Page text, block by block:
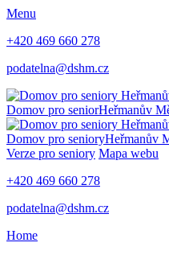
Menu
+420 469 660 278
podatelna@dshm.cz
Domov pro seniorHeřmanův
Domov pro senioryHeřmanův
Verze pro seniory Mapa webu
+420 469 660 278
podatelna@dshm.cz
Home